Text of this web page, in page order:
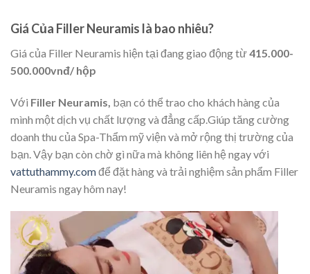
Giá Của Filler Neuramis là bao nhiêu?
Giá của Filler Neuramis hiện tại đang giao động từ415.000-
500.000vnđ/ hộp
Với Filler Neuramis, bạn có thể trao cho khách hàng của
mình một dịch vụ chất lượng và đẳng cấp.Giúp tăng cường
doanh thu của Spa-Thẩm mỹ viện và mở rộng thị trường của
bạn. Vậy bạn còn chờ gì nữa mà không liên hệ ngay với
vattuthammy.comđể đặt hàng và trải nghiệm sản phẩm Filler
Neuramis ngay hôm nay!